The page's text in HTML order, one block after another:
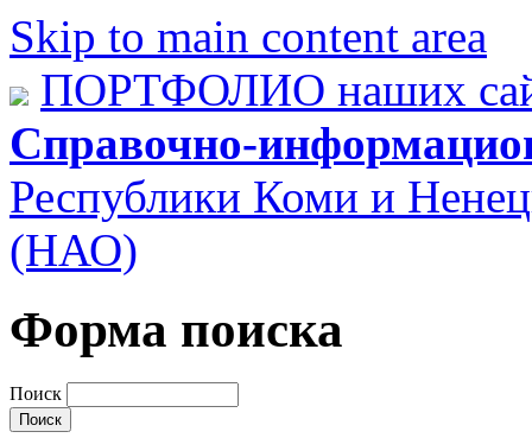
Skip to main content area
ПОРТФОЛИО наших
Справочно-
Республики Коми и
(НАО)
Форма поиска
Поиск